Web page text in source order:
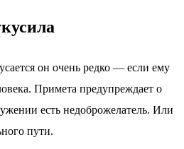
он очень редко — если ему
Примета предупреждает о
есть недоброжелатель. Или
пути.